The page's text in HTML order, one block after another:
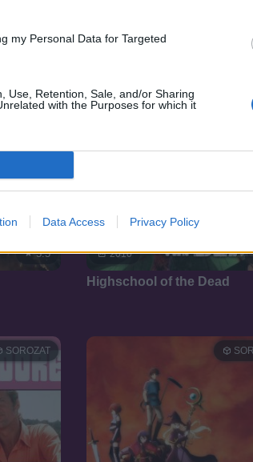
my Personal Data for Targeted
Use, Retention, Sale, and/or Sharing
with the Purposes for which it
Data Access Privacy Policy
5.5 2010
Highschool of the Dead
SOROZAT